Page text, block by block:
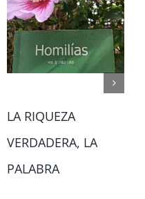
LA RIQUEZA
VERDADERA, LA
PALABRA